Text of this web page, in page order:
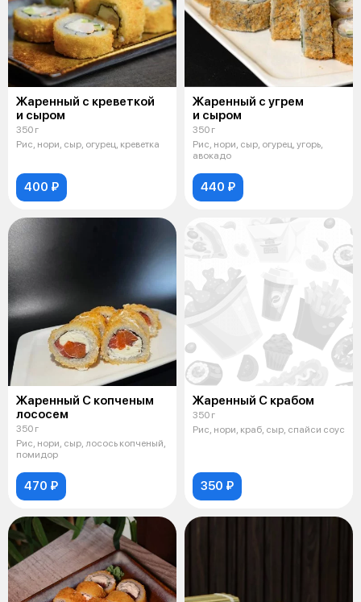
Жаренный с креветкой
и сыром
350 г
Рис, нори, сыр, огурец, креветка
400 ₽
Жаренный с угрем
и сыром
350 г
Рис, нори, сыр, огурец, угорь,
авокадо
440 ₽
Жаренный С копченым
лососем
350 г
Рис, нори, сыр, лосось копченый,
помидор
470 ₽
Жаренный С крабом
350 г
Рис, нори, краб, сыр, спайси соус
350 ₽